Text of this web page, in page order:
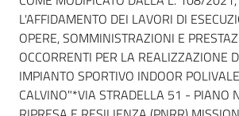
L'AFFIDAMENTO DEI LAVORI DI
OPERE, SOMMINISTRAZIONI E
OCCORRENTI PER LA REALIZZAZIONE
IMPIANTO SPORTIVO INDOOR
CALVINO"*VIA STRADELLA 51 - PIANO